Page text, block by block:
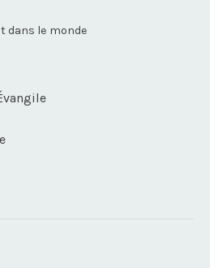
dans le monde